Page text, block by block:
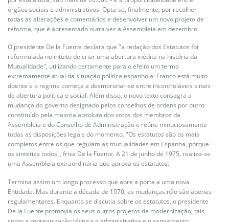
órgãos sociais e administrativos. Opta-se, finalmente, por recolher
todas as alterações e comentários e desenvolver um novo projeto de
reforma, que é apresentado outra vez à Assembleia em dezembro.
O presidente De la Fuente declara que "a redação dos Estatutos foi
reformulada no intuito de criar uma abertura inédita na história da
Mutualidade", utilizando certamente para o efeito um termo
extremamente atual da situação política espanhola: Franco está muito
doente e o regime começa a desmoronar-se entre incontroláveis sinais
de abertura política e social. Além disso, o novo texto consagra a
mudança do governo designado pelos conselhos de ordens por outro
constituído pela maioria absoluta dos votos dos membros da
Assembleia e do Conselho de Administração e reúne minuciosamente
todas as disposições legais do momento. "Os estatutos são os mais
completos entre os que regulam as mutualidades em Espanha, porque
os sintetiza todos", frisa De la Fuente. A 21 de junho de 1975, realiza-se
uma Assembleia extraordinária que aprova os estatutos.
Termina assim um longo processo que abre a porta a uma nova
Entidade. Mas durante a década de 1970, as mudanças não são apenas
regulamentares. Enquanto se discutia sobre os estatutos, o presidente
De la Fuente promovia os seus outros projetos de modernização, tais